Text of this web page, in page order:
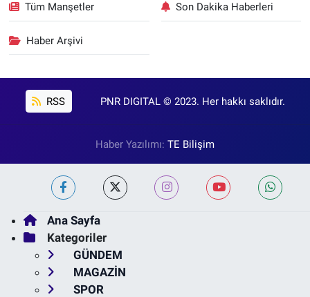
Tüm Manşetler Son Dakika Haberleri
Haber Arşivi
RSS PNR DIGITAL © 2023. Her hakkı saklıdır.
Haber Yazılımı: TE Bilişim
Ana Sayfa
Kategoriler
GÜNDEM
MAGAZİN
SPOR